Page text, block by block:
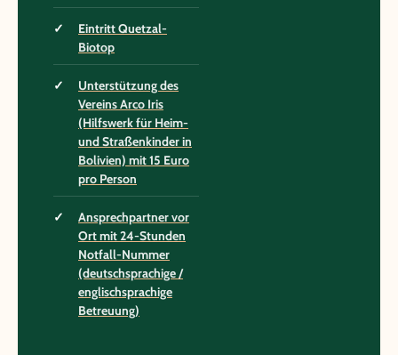
Eintritt Quetzal-
Biotop
Unterstützung des
Vereins Arco Iris
(Hilfswerk für Heim-
und Straßenkinder in
Bolivien) mit 15 Euro
pro Person
Ansprechpartner vor
Ort mit 24-Stunden
Notfall-Nummer
(deutschsprachige /
englischsprachige
Betreuung)